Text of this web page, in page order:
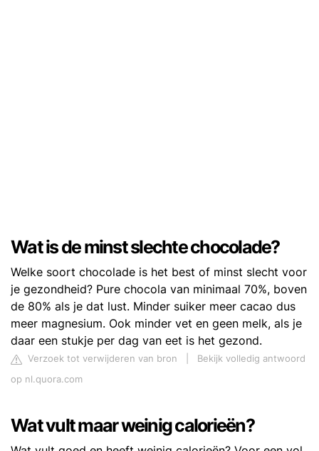
Wat is de minst slechte chocolade?
Welke soort chocolade is het best of minst slecht voor
je gezondheid? Pure chocola van minimaal 70%, boven
de 80% als je dat lust. Minder suiker meer cacao dus
meer magnesium. Ook minder vet en geen melk, als je
daar een stukje per dag van eet is het gezond.
Verzoek tot verwijderen van bron
Bekijk volledig antwoord
op nl.quora.com
Wat vult maar weinig calorieën?